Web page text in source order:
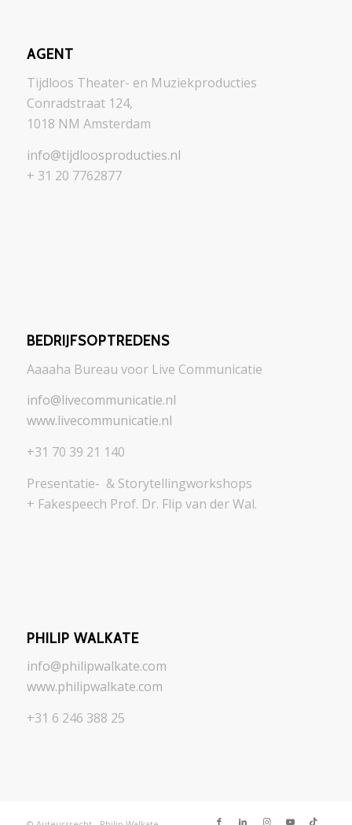
AGENT
Tijdloos Theater- en Muziekproducties
Conradstraat 124,
1018 NM Amsterdam
info@tijdloosproducties.nl
+ 31 20 7762877
BEDRIJFSOPTREDENS
Aaaaha Bureau voor Live Communicatie
info@livecommunicatie.nl
www.livecommunicatie.nl
+31 70 39 21 140
Presentatie- & Storytellingworkshops
+ Fakespeech Prof. Dr. Flip van der Wal.
PHILIP WALKATE
info@philipwalkate.com
www.philipwalkate.com
+31 6 246 388 25